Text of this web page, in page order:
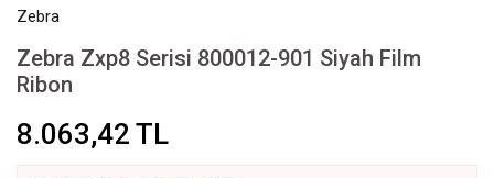
Zebra
Zebra Zxp8 Serisi 800012-901 Siyah Film
Ribon
8.063,42 TL